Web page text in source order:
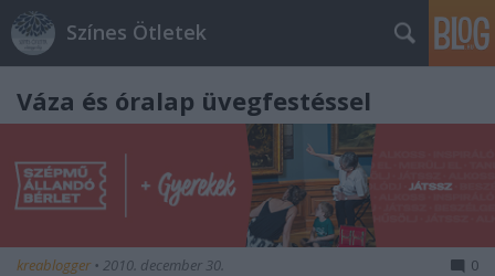
Színes Ötletek
Váza és óralap üvegfestéssel
kreablogger • 2010. december 30. 0